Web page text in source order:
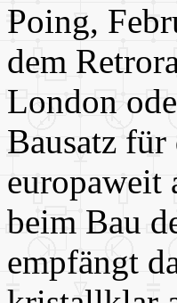
Poing,
dem
London
Bausatz für
europaweit
beim Bau
empfängt